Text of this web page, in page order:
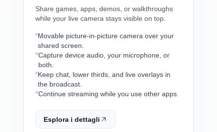
Share games, apps, demos, or walkthroughs
while your live camera stays visible on top.
Movable picture-in-picture camera over your
shared screen.
Capture device audio, your microphone, or
both.
Keep chat, lower thirds, and live overlays in
the broadcast.
Continue streaming while you use other apps.
Esplora i dettagli